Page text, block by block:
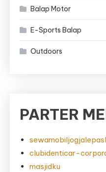
Balap Motor
E-Sports Balap
Outdoors
PARTER
clubidenticar-
masjidku